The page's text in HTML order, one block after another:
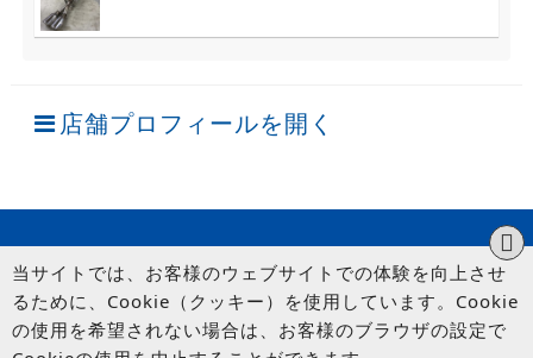
店舗プロフィールを開く
当サイトでは、お客様のウェブサイトでの体験を向上させ
るために、Cookie（クッキー）を使用しています。Cookie
の使用を希望されない場合は、お客様のブラウザの設定で